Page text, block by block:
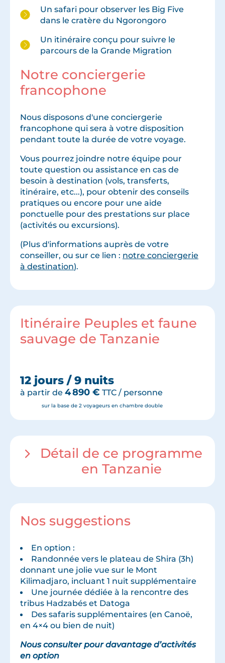
Un safari pour observer les Big Five
dans le cratère du Ngorongoro
Un itinéraire conçu pour suivre le
parcours de la Grande Migration
Notre conciergerie
francophone
Nous disposons d'une conciergerie
francophone qui sera à votre disposition
pendant toute la durée de votre voyage.
Vous pourrez joindre notre équipe pour
toute question ou assistance en cas de
besoin à destination (vols, transferts,
itinéraire, etc...), pour obtenir des conseils
pratiques ou encore pour une aide
ponctuelle pour des prestations sur place
(activités ou excursions).
(Plus d'informations auprès de votre
conseiller, ou sur ce lien : notre conciergerie
à destination).
Itinéraire Peuples et faune
sauvage de Tanzanie
12 jours / 9 nuits
à partir de 4 890 € TTC / personne
sur la base de 2 voyageurs en chambre double
Détail de ce programme
en Tanzanie
Nos suggestions
En option :
Randonnée vers le plateau de Shira (3h)
donnant une jolie vue sur le Mont
Kilimadjaro, incluant 1 nuit supplémentaire
Une journée dédiée à la rencontre des
tribus Hadzabés et Datoga
Des safaris supplémentaires (en Canoë,
en 4×4 ou bien de nuit)
Nous consulter pour davantage d’activités
en option